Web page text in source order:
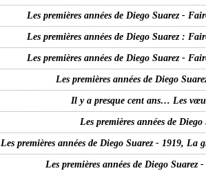
Les premières années de Diego Suarez -
Les premières années de Diego Suarez :
Les premières années de Diego Suarez -
Les premières années de Diego
Il y a presque cent ans… Les
Les premières années de
Les premières années de Diego Suarez - 1919,
Les premières années de Diego